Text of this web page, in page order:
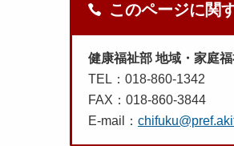
このページに関
健康福祉部 地域・家庭
TEL：018-860-1342
FAX：018-860-3844
E-mail：